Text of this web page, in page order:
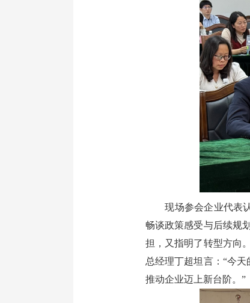
现场参会企业代表认
畅谈政策感受与后续规
担，又指明了转型方向
总经理丁超坦言：“今
推动企业迈上新台阶。”